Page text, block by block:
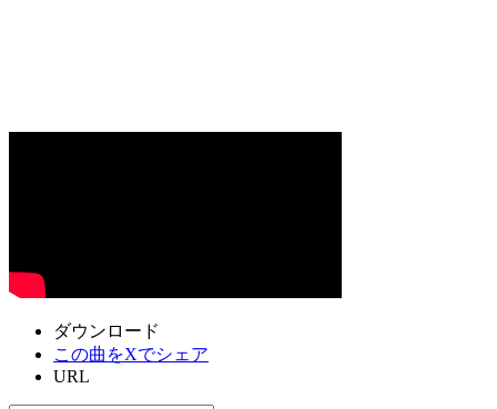
ダウンロード
この曲をXでシェア
URL